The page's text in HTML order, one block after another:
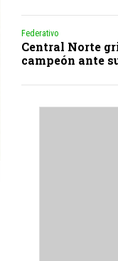
Federativo
Central Norte
campeón ante